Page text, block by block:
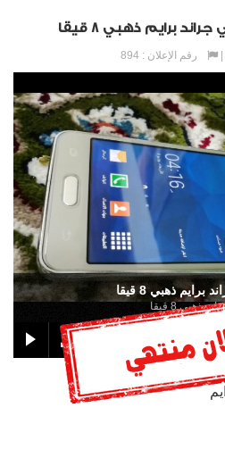
برايم ذهبي 8 قيقا
رقم الإعلان : 894
ذهبي 8 قيقا
8 قيقا